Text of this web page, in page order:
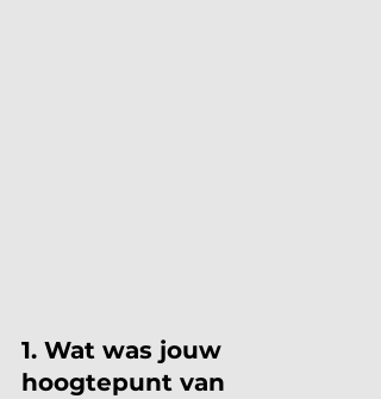
1. Wat was jouw
hoogtepunt van